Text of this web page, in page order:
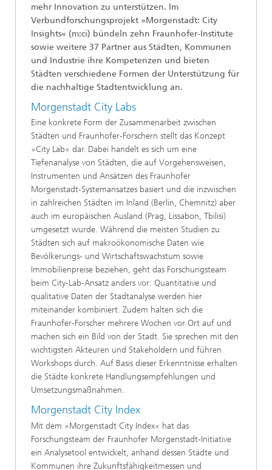
mehr Innovation zu unterstützen. Im
Verbundforschungsprojekt »Morgenstadt: City
Insights« (m:ci) bündeln zehn Fraunhofer-Institute
sowie weitere 37 Partner aus Städten, Kommunen
und Industrie ihre Kompetenzen und bieten
Städten verschiedene Formen der Unterstützung für
die nachhaltige Stadtentwicklung an.
Morgenstadt City Labs
Eine konkrete Form der Zusammenarbeit zwischen
Städten und Fraunhofer-Forschern stellt das Konzept
»City Lab« dar. Dabei handelt es sich um eine
Tiefenanalyse von Städten, die auf Vorgehensweisen,
Instrumenten und Ansätzen des Fraunhofer
Morgenstadt-Systemansatzes basiert und die inzwischen
in zahlreichen Städten im Inland (Berlin, Chemnitz) aber
auch im europäischen Ausland (Prag, Lissabon, Tbilisi)
umgesetzt wurde. Während die meisten Studien zu
Städten sich auf makroökonomische Daten wie
Bevölkerungs- und Wirtschaftswachstum sowie
Immobilienpreise beziehen, geht das Forschungsteam
beim City-Lab-Ansatz anders vor: Quantitative und
qualitative Daten der Stadtanalyse werden hier
miteinander kombiniert. Zudem halten sich die
Fraunhofer-Forscher mehrere Wochen vor Ort auf und
machen sich ein Bild von der Stadt. Sie sprechen mit den
wichtigsten Akteuren und Stakeholdern und führen
Workshops durch. Auf Basis dieser Erkenntnisse erhalten
die Städte konkrete Handlungsempfehlungen und
Umsetzungsmaßnahmen.
Morgenstadt City Index
Mit dem »Morgenstadt City Index« hat das
Forschungsteam der Fraunhofer Morgenstadt-Initiative
ein Analysetool entwickelt, anhand dessen Städte und
Kommunen ihre Zukunftsfähigkeitmessen und